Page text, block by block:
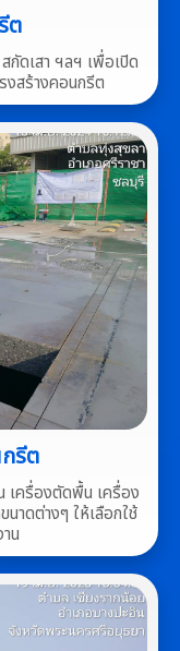
ต
ดเสา ฯลฯ เพื่อเปิด
งสร้างคอนกรีต
รีต
เครื่องตัดพื้น เครื่อง
าดต่างๆ ให้เลือกใช้
น